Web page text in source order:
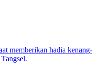
memberikan hadia kenang-